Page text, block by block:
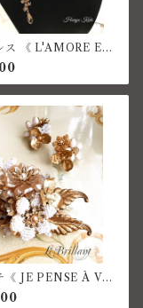
ET
コスチュームジュエ
《 JE PENSE À VO
コスチュームジュエリー